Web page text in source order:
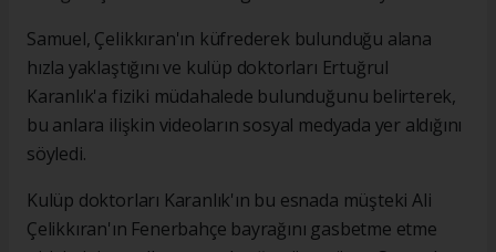
Samuel, Çelikkıran'ın küfrederek bulunduğu alana
hızla yaklaştığını ve kulüp doktorları Ertuğrul
Karanlık'a fiziki müdahalede bulunduğunu belirterek,
bu anlara ilişkin videoların sosyal medyada yer aldığını
söyledi.
Kulüp doktorları Karanlık'ın bu esnada müşteki Ali
Çelikkıran'ın Fenerbahçe bayrağını gasbetme etme